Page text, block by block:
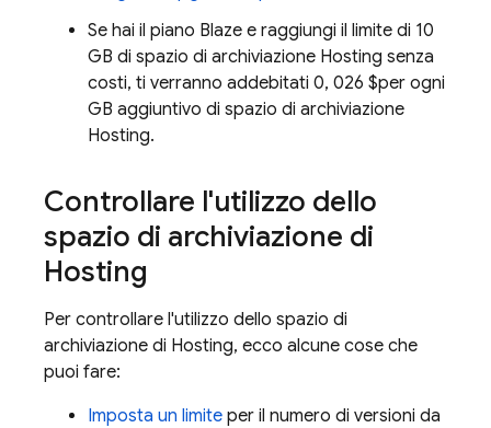
Se hai il piano Blaze e raggiungi il limite di 10
GB di spazio di archiviazione Hosting senza
costi, ti verranno addebitati 0, 026 $per ogni
GB aggiuntivo di spazio di archiviazione
Hosting.
Controllare l'utilizzo dello
spazio di archiviazione di
Hosting
Per controllare l'utilizzo dello spazio di
archiviazione di Hosting, ecco alcune cose che
puoi fare:
Imposta un limite per il numero di versioni da